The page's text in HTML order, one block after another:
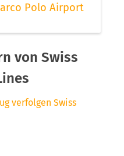
Polo Airport
von Swiss
verfolgen Swiss